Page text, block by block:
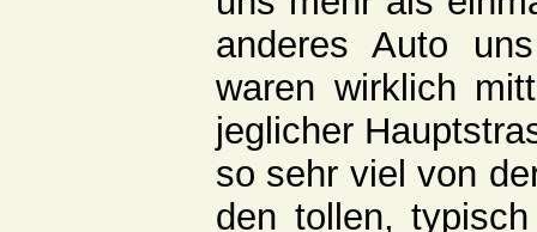
anderes Auto
waren wirklich
jeglicher
so sehr viel von
den tollen,